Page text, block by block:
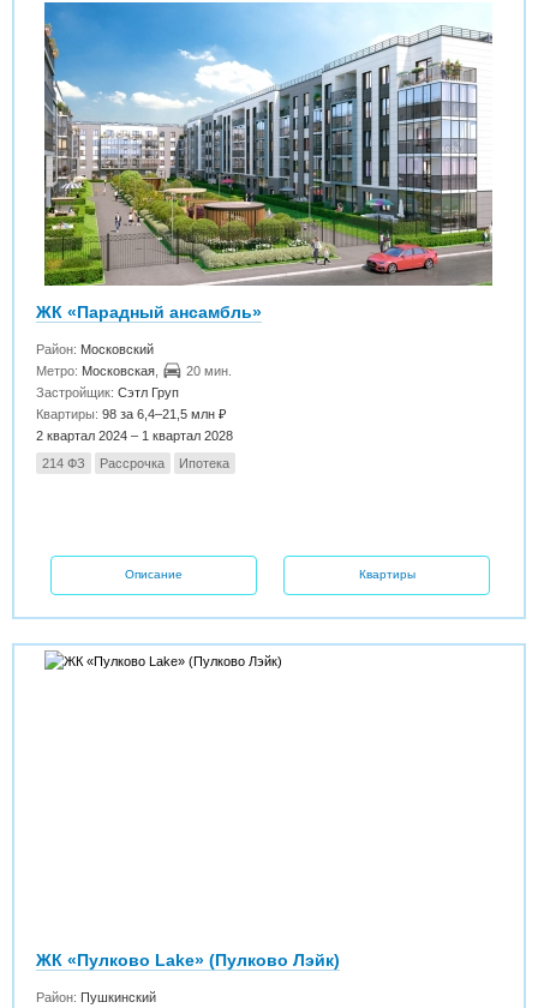
ЖК «Парадный ансамбль»
Район: Московский
Метро: Московская
20 мин.
Застройщик:Сэтл Груп
Квартиры:98 за 6,4–21,5 млн ₽
2 квартал 2024 – 1 квартал 2028
214 ФЗ
Рассрочка Ипотека
Описание Квартиры
ЖК «Пулково Lake» (Пулково Лэйк)
Район: Пушкинский